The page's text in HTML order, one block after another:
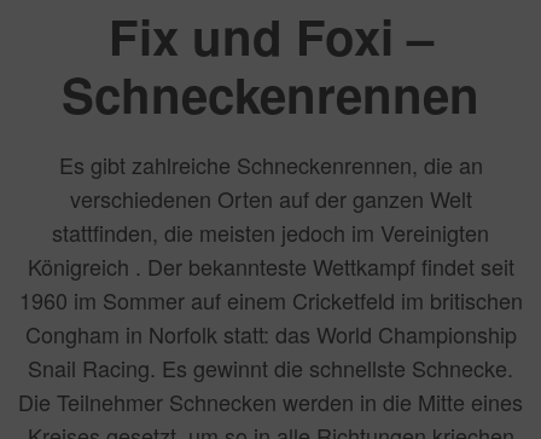
Fix und Foxi –
Schneckenrennen
Es gibt zahlreiche Schneckenrennen, die an
verschiedenen Orten auf der ganzen Welt
stattfinden, die meisten jedoch im Vereinigten
Königreich . Der bekannteste Wettkampf findet seit
1960 im Sommer auf einem Cricketfeld im britischen
Congham in Norfolk statt: das World Championship
Snail Racing. Es gewinnt die schnellste Schnecke.
Die Teilnehmer Schnecken werden in die Mitte eines